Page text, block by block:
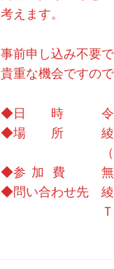
考えます。
事前申し込み不要
貴重な機会ですの
◆日 時 令和６
◆場 所 綾ユネ
（東諸県郡
◆参 加 費 無料
◆問い合わせ先 綾
ＴＥＬ：０